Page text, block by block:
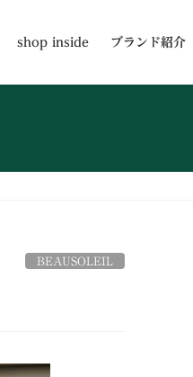
shop inside ブランド紹介
BEAUSOLEIL